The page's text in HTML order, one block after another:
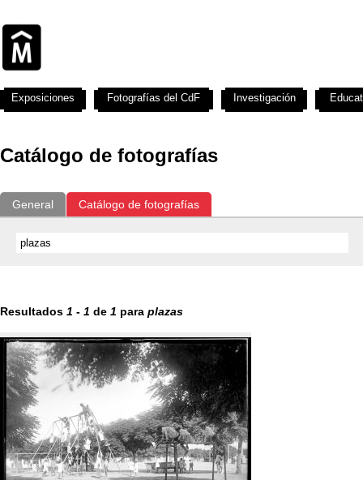
Catálogo de fotografías
General Catálogo de fotografías
Resultados 1 - 1 de 1 para plazas
Exposiciones Fotografías del CdF Investigación